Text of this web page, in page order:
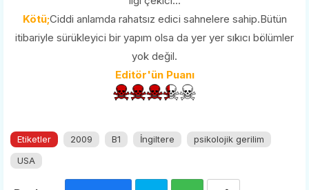
Kötü;Ciddi anlamda rahatsız edici sahnelere sahip.Bütün
itibariyle sürükleyici bir yapım olsa da yer yer sıkıcı bölümler
yok değil.
Editör'ün Puanı
Etiketler 2009 B1 İngiltere
psikolojik gerilim
USA